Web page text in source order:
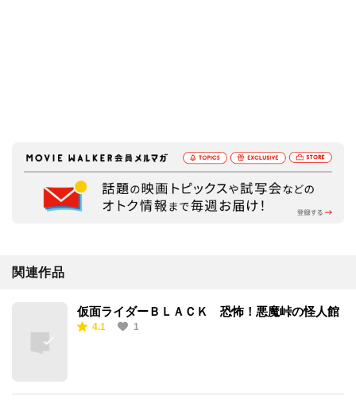
関連作品
仮面ライダーＢＬＡＣＫ 恐怖！悪魔峠の怪人館
4.1 1